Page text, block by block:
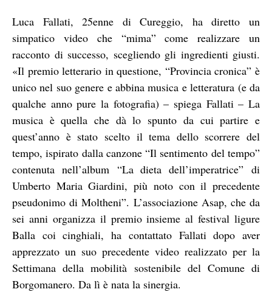
Luca Fallati, 25enne di Cureggio, ha diretto un
simpatico video che “mima” come realizzare un
racconto di successo, scegliendo gli ingredienti giusti.
«Il premio letterario in questione, “Provincia cronica” è
unico nel suo genere e abbina musica e letteratura (e da
qualche anno pure la fotografia) – spiega Fallati – La
musica è quella che dà lo spunto da cui partire e
quest’anno è stato scelto il tema dello scorrere del
tempo, ispirato dalla canzone “Il sentimento del tempo”
contenuta nell’album “La dieta dell’imperatrice” di
Umberto Maria Giardini, più noto con il precedente
pseudonimo di Moltheni”. L’associazione Asap, che da
sei anni organizza il premio insieme al festival ligure
Balla coi cinghiali, ha contattato Fallati dopo aver
apprezzato un suo precedente video realizzato per la
Settimana della mobilità sostenibile del Comune di
Borgomanero. Da lì è nata la sinergia.